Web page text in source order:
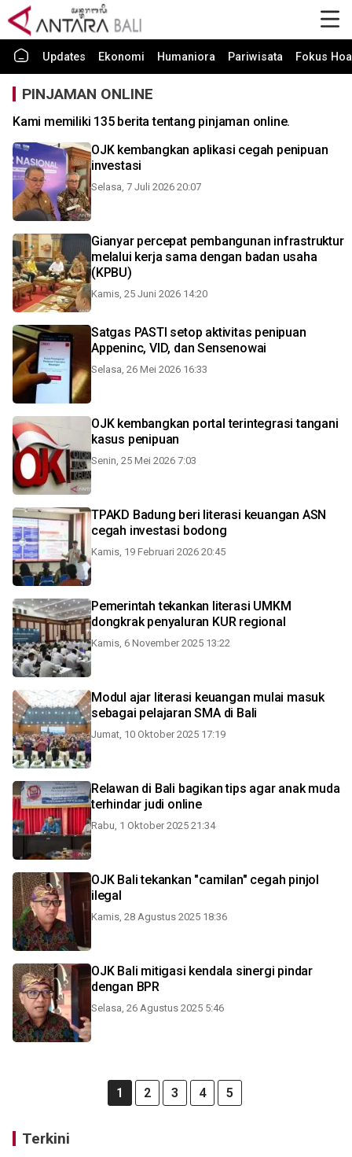
Updates Ekonomi Humaniora Pariwisata Fokus
PINJAMAN ONLINE
Kami memiliki 135 berita tentang pinjaman online.
OJK kembangkan aplikasi cegah penipuan
investasi
Selasa, 7 Juli 2026 20:07
Gianyar percepat pembangunan infrastruktur
melalui kerja sama dengan badan usaha
(KPBU)
Kamis, 25 Juni 2026 14:20
Satgas PASTI setop aktivitas penipuan
Appeninc, VID, dan Sensenowai
Selasa, 26 Mei 2026 16:33
OJK kembangkan portal terintegrasi tangani
kasus penipuan
Senin, 25 Mei 2026 7:03
TPAKD Badung beri literasi keuangan ASN
cegah investasi bodong
Kamis, 19 Februari 2026 20:45
Pemerintah tekankan literasi UMKM
dongkrak penyaluran KUR regional
Kamis, 6 November 2025 13:22
Modul ajar literasi keuangan mulai masuk
sebagai pelajaran SMA di Bali
Jumat, 10 Oktober 2025 17:19
Relawan di Bali bagikan tips agar anak muda
terhindar judi online
Rabu, 1 Oktober 2025 21:34
OJK Bali tekankan "camilan" cegah pinjol
ilegal
Kamis, 28 Agustus 2025 18:36
OJK Bali mitigasi kendala sinergi pindar
dengan BPR
Selasa, 26 Agustus 2025 5:46
1 2 3 4 5
Terkini